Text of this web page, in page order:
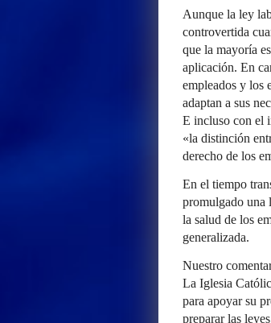
Aunque la ley
controvertida
que la mayoría
aplicación. En
empleados y los
adaptan a sus
E incluso con el
«la distinción
derecho de los
En el tiempo
promulgado una
la salud de los
generalizada.
Nuestro
La Iglesia
para apoyar su
preparar las